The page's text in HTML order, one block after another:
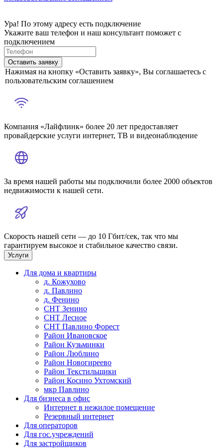
Ура! По этому адресу есть подключение
Укажите ваш телефон и наш консультант поможет с
подключением
Оставить заявку
Нажимая на кнопку «Оставить заявку», Вы соглашаетесь с
пользовательским соглашением
Компания «Лайфлинк» более 20 лет предоставляет
провайдерские услуги интернет, ТВ и видеонаблюдение
За время нашей работы мы подключили более 2000 объектов
недвижимости к нашей сети.
Скорость нашей сети — до 10 Гбит/сек, так что мы
гарантируем высокое и стабильное качество связи.
Услуги
Для дома и квартиры
д. Кожухово
д. Павлино
д. Фенино
СНТ Зенино
СНТ Лесное
СНТ Павлино Форест
Район Ивановское
Район Кузьминки
Район Люблино
Район Новогиреево
Район Текстильщики
Район Косино Ухтомский
мкр Павлино
Для бизнеса в офис
Интернет в нежилое помещение
Резервный интернет
Для операторов
Для гос.учреждений
Для застройщиков